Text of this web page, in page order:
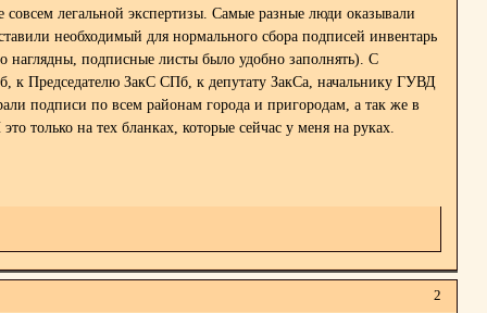
легальной экспертизы. Самые разные люди оказывали
необходимый для нормального сбора подписей инвентарь
наглядны, подписные листы было удобно заполнять). С
Председателю ЗакС СПб, к депутату ЗакСа, начальнику ГУВД
подписи по всем районам города и пригородам, а так же в
только на тех бланках, которые сейчас у меня на руках.
2